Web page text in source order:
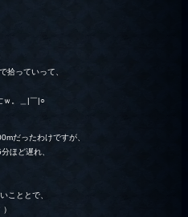
拾っていって、
ｗ。＿|￣|○
だったわけですが、
ほど遅れ、
こととで、